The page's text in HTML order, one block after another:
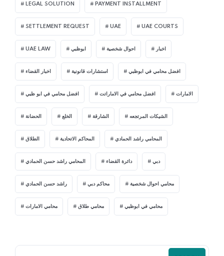
LEGAL SOLUTION PAYMENT INSTALLMENT
SETTLEMENT REQUEST UAE UAE COURTS
UAE LAW ابوظبي احوال شخصية اخبار
اخبار القضاء استشارات قانونية افضل محامي في ابوظبي
افضل محامي في ابو ظبي افضل محامي في الاماراتت الامارات
الحضانة الخلع الشارقة الشيكات المرتجعه
الطلاق المحاكم الاتحادية المحامي راشد الحمادي
المحامي راشد حسن الحمادي دائرة القضاء دبي
راشد حسن الحمادي محاكم دبي محامي احوال شخصية
محامي الامارات محامي طلاق محامي في ابوظبي